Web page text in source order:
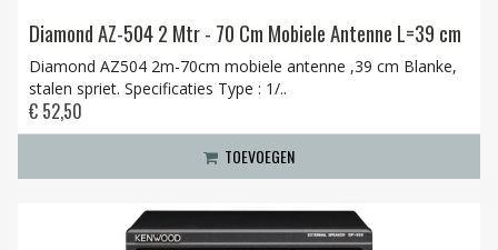
Diamond AZ-504 2 Mtr - 70 Cm Mobiele Antenne L=39 cm
Diamond AZ504 2m-70cm mobiele antenne ,39 cm Blanke,
stalen spriet. Specificaties Type : 1/..
€ 52,50
TOEVOEGEN